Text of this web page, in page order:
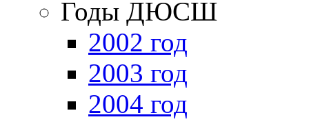
Годы ДЮСШ
2002 год
2003 год
2004 год